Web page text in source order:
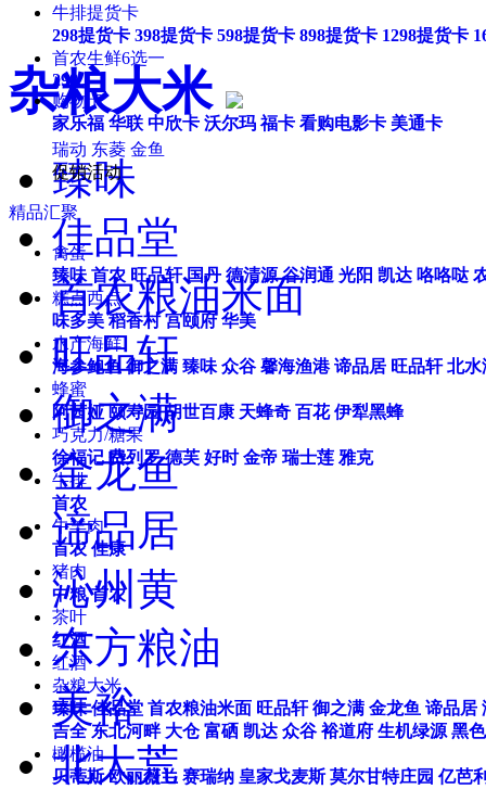
牛排提货卡
298提货卡 398提货卡 598提货卡 898提货卡 1298提货卡
首农生鲜6选一
298
购物卡
家乐福 华联 中欣卡 沃尔玛 福卡 看购电影卡 美通卡
瑞动 东菱 金鱼
促销活动
精品汇聚
禽蛋
臻味 首农 旺品轩 国丹 德清源 谷润通 光阳 凯达 咯咯哒
糕点西点
味多美 稻香村 宫颐府 华美
水产海鲜
海参鲍鱼 御之满 臻味 众谷 馨海渔港 谛品居 旺品轩 北水
蜂蜜
阿茜娅 颐寿园 胡世百康 天蜂奇 百花 伊犁黑蜂
巧克力/糖果
徐福记 费列罗 德芙 好时 金帝 瑞士莲 雅克
牛排
首农
牛羊肉
首农 佳康
猪肉
中粮 首农
茶叶
红酒
红酒
杂粮大米
臻味 佳品堂 首农粮油米面 旺品轩 御之满 金龙鱼 谛品居
吉全 东北河畔 大仓 富硒 凯达 众谷 裕道府 生机绿源 黑
橄榄油
贝蒂斯 欧丽薇兰 赛瑞纳 皇家戈麦斯 莫尔甘特庄园 亿芭
杂粮大米
臻味
佳品堂
首农粮油米面
旺品轩
御之满
金龙鱼
谛品居
沁州黄
东方粮油
美裕
北大荒